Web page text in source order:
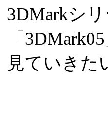
3DMarkシ
「
見ていきた